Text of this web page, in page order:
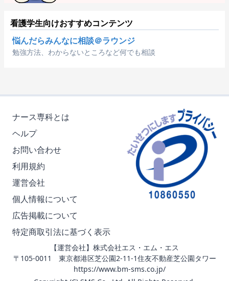
看護学生向けおすすめコンテンツ
悩んだらみんなに相談＠ラウンジ
勉強方法、わからないところなど何でも相談
ナース専科とは
ヘルプ
お問い合わせ
利用規約
運営会社
個人情報について
広告掲載について
特定商取引法に基づく表示
【運営会社】株式会社エス・エム・エス
〒105-0011 東京都港区芝公園2-11-1住友不動産芝公園タワー
https://www.bm-sms.co.jp/